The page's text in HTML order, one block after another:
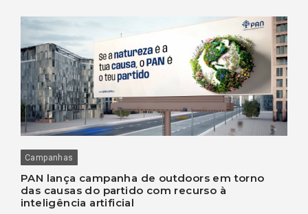
Campanhas
PAN lança campanha de outdoors em torno
das causas do partido com recurso à
inteligência artificial